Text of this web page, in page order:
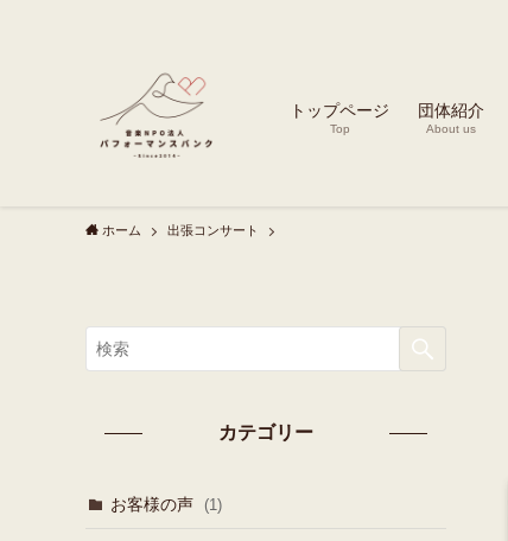
トップページ
Top
団体紹介
About us
ホーム 出張コンサート
カテゴリー
お客様の声 (1)